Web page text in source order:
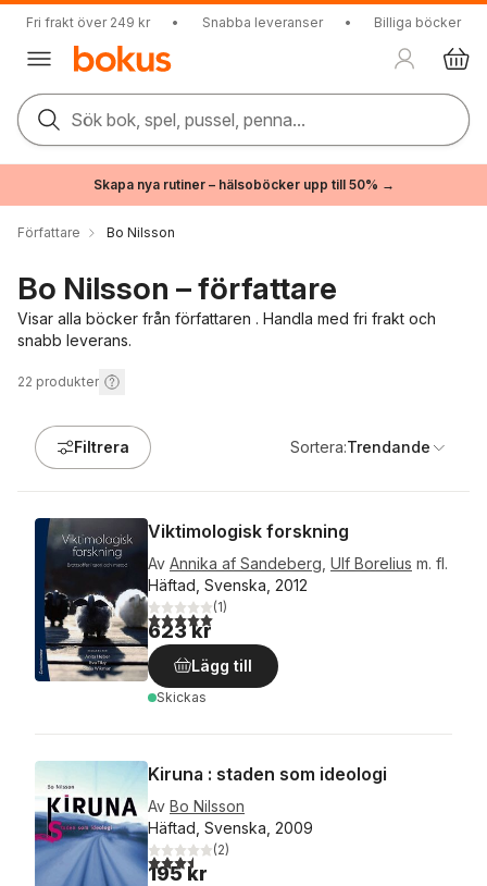
Fri frakt över 249 kr • Snabba leveranser • Billiga böcker
Sök bok, spel, pussel, penna...
Skapa nya rutiner – hälsoböcker upp till 50% →
Författare Bo Nilsson
Bo Nilsson – författare
Visar alla böcker från författaren . Handla med fri frakt och
snabb leverans.
22 produkter
Filtrera Sortera:Trendande
Viktimologisk forskning
Av Annika af Sandeberg Ulf Borelius m. fl.
Häftad, Svenska, 2012
5,0utav 5 stjärnor. Totalt antal röster:
(1)
623 kr
Lägg till
Skickas
Kiruna : staden som ideologi
Av Bo Nilsson
Häftad, Svenska, 2009
3,5utav 5 stjärnor. Totalt antal röster:
(2)
195 kr